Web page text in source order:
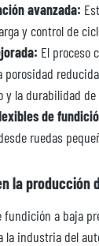
avanzada:
y control de
El proceso
porosidad
y la durabilidad de
de
ruedas
la producción
fundición a baja
la industria del